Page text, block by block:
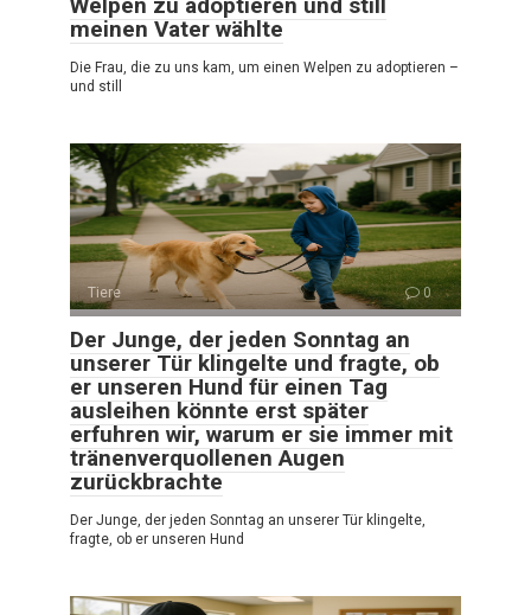
meinen Vater wählte
Die Frau, die zu uns kam, um einen Welpen zu adoptieren –
und still
Tiere 0
Der Junge, der jeden Sonntag an
unserer Tür klingelte und fragte, ob
er unseren Hund für einen Tag
ausleihen könnte erst später
erfuhren wir, warum er sie immer mit
tränenverquollenen Augen
zurückbrachte
Der Junge, der jeden Sonntag an unserer Tür klingelte,
fragte, ob er unseren Hund